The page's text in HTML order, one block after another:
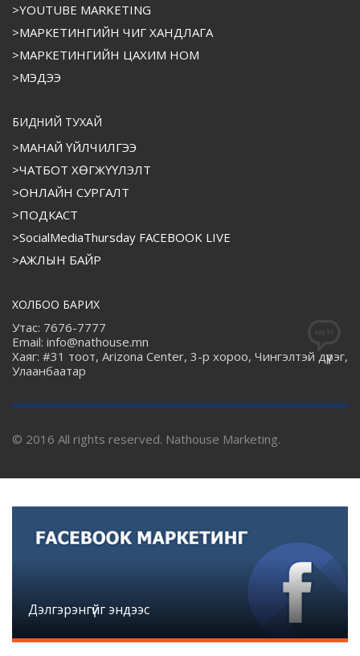
>YOUTUBE MARKETING
>МАРКЕТИНГИЙН ЧИГ ХАНДЛАГА
>МАРКЕТИНГИЙН ЦАХИМ НОМ
>МЭДЭЭ
БИДНИЙ ТУХАЙ
>МАНАЙ ҮЙЛЧИЛГЭЭ
>ЧАТБОТ ХӨГЖҮҮЛЭЛТ
>ОНЛАЙН СУРГАЛТ
>ПОДКАСТ
>SocialMediaThursday FACEBOOK LIVE
>АЖЛЫН БАЙР
ХОЛБОО БАРИХ
Утас: 7676-7777
Email: info@nathouse.mn
Хаяг: #31 тоот, Arizona Center, 3-р хороо, Чингэлтэй дүүрэг,
Улаанбаатар
© 2016 All rights reserved. Nathouse Marketing.
Дэлгэрэнгүйг эндээс